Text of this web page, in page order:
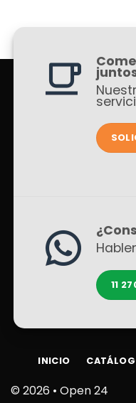
11
© 2026 • Open 24
INICIO